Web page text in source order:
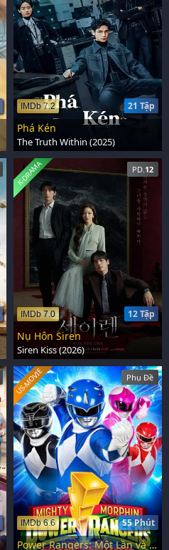
21 Tập
IMDb 7.2
Phá Kén
The Truth Within (2025)
PD.12
12 Tập
IMDb 7.0
K-DRAMA
Nụ Hôn Siren
Siren Kiss (2026)
Phụ Đề
55 Phút
IMDb 6.6
US-MOVIE
Power Rangers: Một Lần và Mãi Mãi